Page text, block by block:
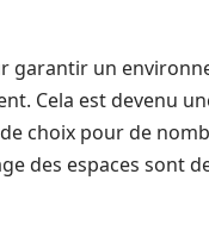
garantir un
Cela est devenu
choix pour de
des espaces sont